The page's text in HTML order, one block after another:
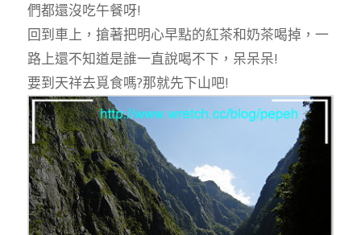
們都還沒吃午餐呀!
回到車上，搶著把明心早點的紅茶和奶茶喝掉，一
路上還不知道是誰一直說喝不下，呆呆呆!
要到天祥去覓食嗎?那就先下山吧!